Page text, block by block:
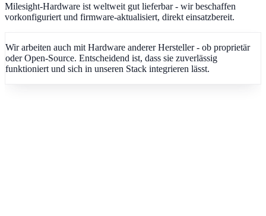
Milesight-Hardware ist weltweit gut lieferbar - wir beschaffen
vorkonfiguriert und firmware-aktualisiert, direkt einsatzbereit.
Wir arbeiten auch mit Hardware anderer Hersteller - ob proprietär
oder Open-Source. Entscheidend ist, dass sie zuverlässig
funktioniert und sich in unseren Stack integrieren lässt.